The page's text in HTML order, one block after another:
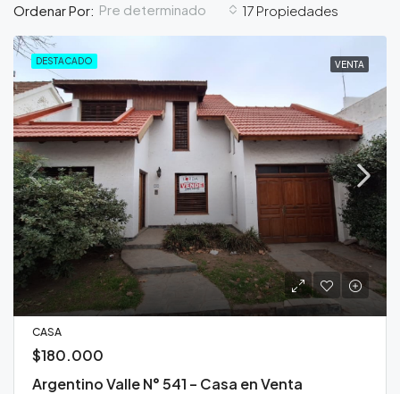
17 Propiedades
Ordenar Por: Pre determinado
DESTACADO VENTA
CASA
$180.000
Argentino Valle N° 541 – Casa en Venta